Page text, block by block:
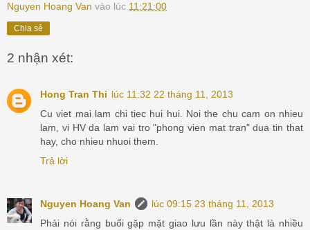
Nguyen Hoang Van vào lúc 11:21:00
Chia sẻ
2 nhận xét:
Hong Tran Thi lúc 11:32 22 tháng 11, 2013
Cu viet mai lam chi tiec hui hui. Noi the chu cam on nhieu
lam, vi HV da lam vai tro "phong vien mat tran" dua tin that
hay, cho nhieu nhuoi them.
Trả lời
Nguyen Hoang Van
lúc 09:15 23 tháng 11, 2013
Phải nói rằng buổi gặp mặt giao lưu lần này thật là nhiều